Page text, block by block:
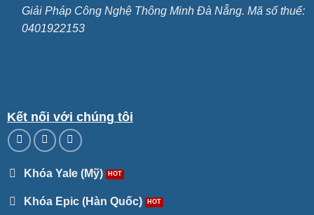
Giải Pháp Công Nghệ Thông Minh Đà Nẵng. Mã số thuế:
0401922153
Kết nối với chúng tôi
Khóa Yale (Mỹ)
Khóa Epic (Hàn Quốc)